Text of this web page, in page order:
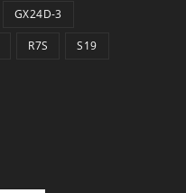
GX24D-3
R7S S19